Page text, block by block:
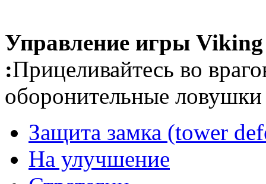
Управление игры
:Прицеливайтесь во
оборонительные
Защита замка (tower
На улучшение